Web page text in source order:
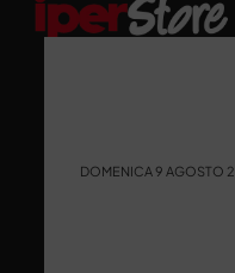
DOMENICA 9 AGOSTO